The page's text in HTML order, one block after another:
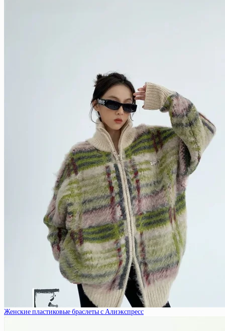
Женские пластиковые браслеты с Алиэкспресс